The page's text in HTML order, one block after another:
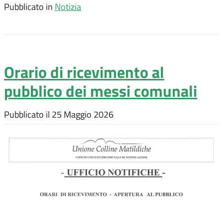
Pubblicato in Notizia
Orario di ricevimento al
pubblico dei messi comunali
Pubblicato il 25 Maggio 2026